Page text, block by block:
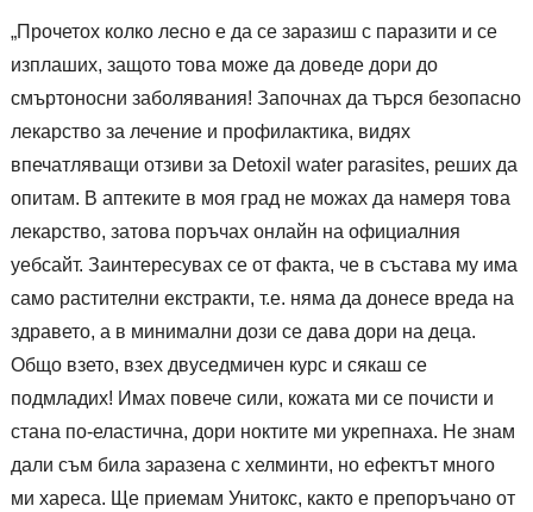
„Прочетох колко лесно е да се заразиш с паразити и се
изплаших, защото това може да доведе дори до
смъртоносни заболявания! Започнах да търся безопасно
лекарство за лечение и профилактика, видях
впечатляващи отзиви за Detoxil water parasites, реших да
опитам. В аптеките в моя град не можах да намеря това
лекарство, затова поръчах онлайн на официалния
уебсайт. Заинтересувах се от факта, че в състава му има
само растителни екстракти, т.е. няма да донесе вреда на
здравето, а в минимални дози се дава дори на деца.
Общо взето, взех двуседмичен курс и сякаш се
подмладих! Имах повече сили, кожата ми се почисти и
стана по-еластична, дори ноктите ми укрепнаха. Не знам
дали съм била заразена с хелминти, но ефектът много
ми хареса. Ще приемам Унитокс, както е препоръчано от